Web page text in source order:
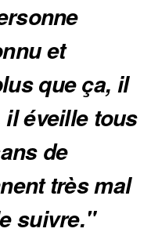
et
que ça, il
éveille tous
de
très mal
suivre."